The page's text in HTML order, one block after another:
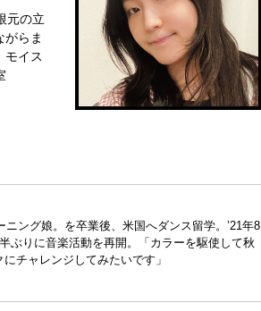
元の立
がらま
モイス
ニング娘。を卒業後、米国へダンス留学。’21年8
ぶりに音楽活動を再開。「カラーを駆使して秋
にチャレンジしてみたいです」